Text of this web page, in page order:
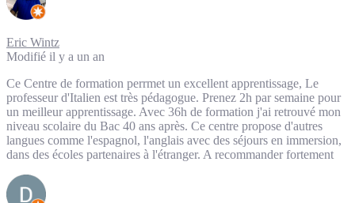
Eric Wintz
Modifié il y a un an
Ce Centre de formation perrmet un excellent apprentissage, Le
professeur d'Italien est très pédagogue. Prenez 2h par semaine pour
un meilleur apprentissage. Avec 36h de formation j'ai retrouvé mon
niveau scolaire du Bac 40 ans après. Ce centre propose d'autres
langues comme l'espagnol, l'anglais avec des séjours en immersion,
dans des écoles partenaires à l'étranger. A recommander fortement